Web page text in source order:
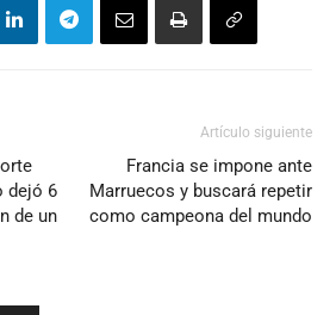
dejó 6
de un
Artículo siguiente
Francia se impone ante
Marruecos y buscará repetir
como campeona del mundo